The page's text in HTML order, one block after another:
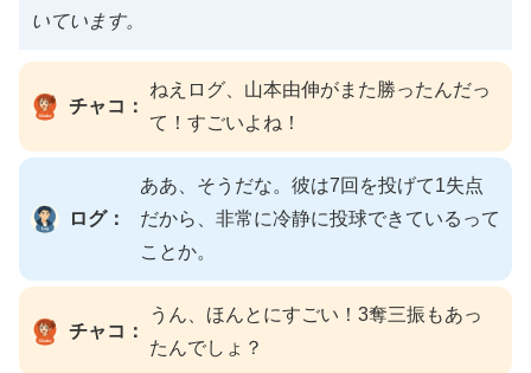
いています。
チャコ：
ねえログ、山本由伸がまた勝ったんだっ
て！すごいよね！
ログ：
ああ、そうだな。彼は7回を投げて1失点
だから、非常に冷静に投球できているって
ことか。
チャコ：
うん、ほんとにすごい！3奪三振もあっ
たんでしょ？